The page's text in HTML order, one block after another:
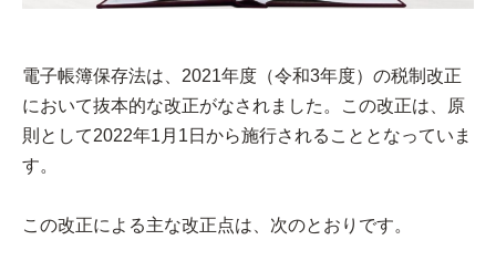
電子帳簿保存法は、2021年度（令和3年度）の税制改正
において抜本的な改正がなされました。この改正は、原
則として2022年1月1日から施行されることとなっていま
す。
この改正による主な改正点は、次のとおりです。